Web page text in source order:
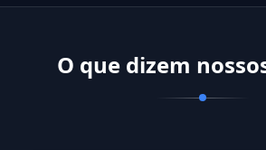
O que dizem